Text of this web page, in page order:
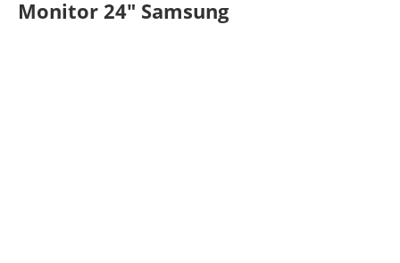
Monitor 24" Samsung